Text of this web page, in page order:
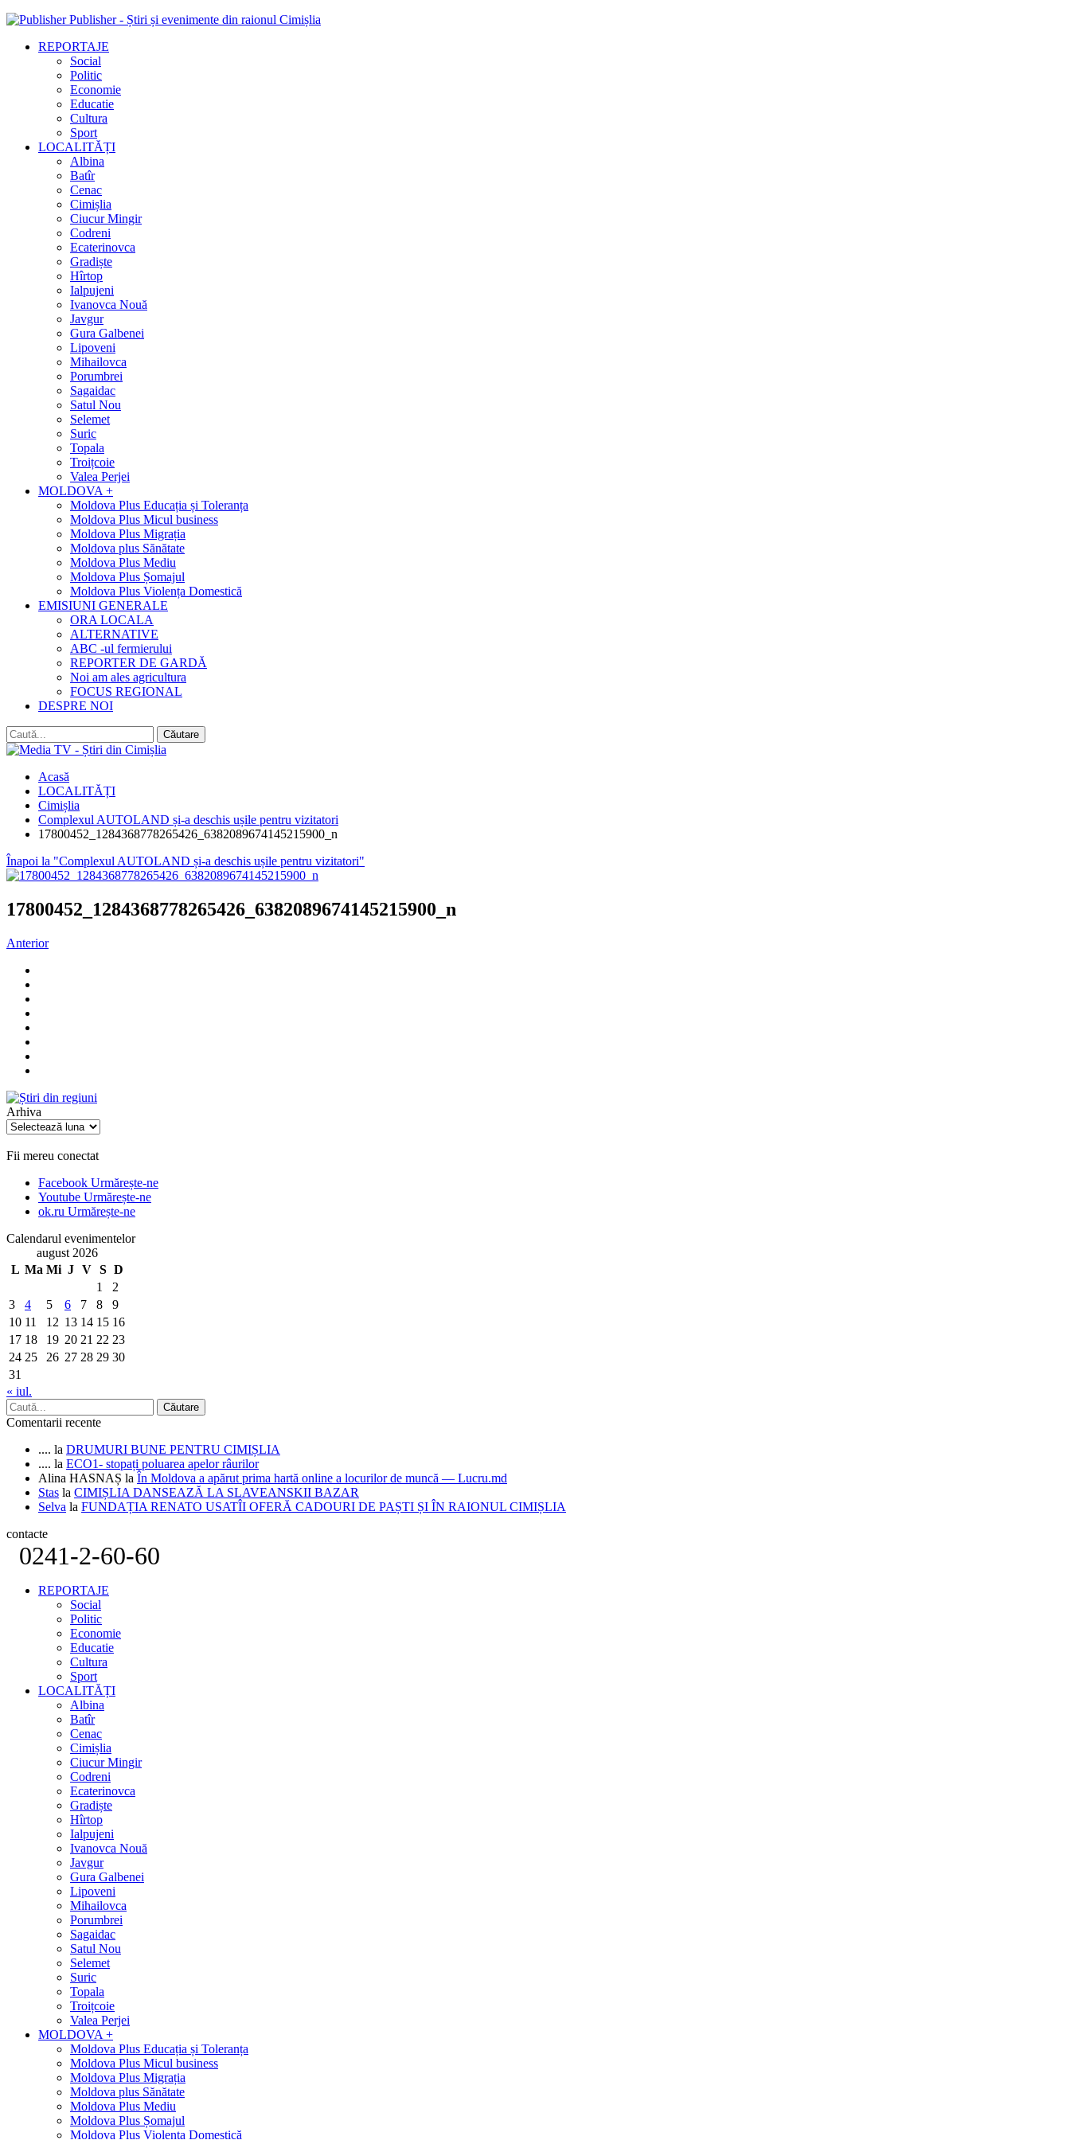
Publisher - Știri și evenimente din raionul Cimișlia
REPORTAJE
Social
Politic
Economie
Educatie
Cultura
Sport
LOCALITĂȚI
Albina
Batîr
Cenac
Cimișlia
Ciucur Mingir
Codreni
Ecaterinovca
Gradiște
Hîrtop
Ialpujeni
Ivanovca Nouă
Javgur
Gura Galbenei
Lipoveni
Mihailovca
Porumbrei
Sagaidac
Satul Nou
Selemet
Suric
Topala
Troițcoie
Valea Perjei
MOLDOVA +
Moldova Plus Educația și Toleranța
Moldova Plus Micul business
Moldova Plus Migrația
Moldova plus Sănătate
Moldova Plus Mediu
Moldova Plus Șomajul
Moldova Plus Violența Domestică
EMISIUNI GENERALE
ORA LOCALA
ALTERNATIVE
ABC -ul fermierului
REPORTER DE GARDĂ
Noi am ales agricultura
FOCUS REGIONAL
DESPRE NOI
Acasă
LOCALITĂȚI
Cimișlia
Complexul AUTOLAND și-a deschis ușile pentru vizitatori
17800452_1284368778265426_6382089674145215900_n
Înapoi la "Complexul AUTOLAND și-a deschis ușile pentru vizitatori"
17800452_1284368778265426_6382089674145215900_n
Anterior
Arhiva
Arhiva
Fii mereu conectat
Facebook Urmărește-ne
Youtube Urmărește-ne
ok.ru Urmărește-ne
Calendarul evenimentelor
august 2026
L Ma Mi J V S D
1
2
3
4 5 6 7 8
9
10 11 12 13 14 15 16
17 18 19 20 21 22 23
24 25 26 27 28 29 30
31
« iul.
Comentarii recente
.... la DRUMURI BUNE PENTRU CIMIȘLIA
.... la ECO1- stopați poluarea apelor râurilor
Alina HASNAȘ la În Moldova a apărut prima hartă online a locurilor de muncă — Lucru.md
Stas la CIMIȘLIA DANSEAZĂ LA SLAVEANSKII BAZAR
Selva la FUNDAȚIA RENATO USATÎI OFERĂ CADOURI DE PAȘTI ȘI ÎN RAIONUL CIMIȘLIA
contacte
0241-2-60-60
REPORTAJE
Social
Politic
Economie
Educatie
Cultura
Sport
LOCALITĂȚI
Albina
Batîr
Cenac
Cimișlia
Ciucur Mingir
Codreni
Ecaterinovca
Gradiște
Hîrtop
Ialpujeni
Ivanovca Nouă
Javgur
Gura Galbenei
Lipoveni
Mihailovca
Porumbrei
Sagaidac
Satul Nou
Selemet
Suric
Topala
Troițcoie
Valea Perjei
MOLDOVA +
Moldova Plus Educația și Toleranța
Moldova Plus Micul business
Moldova Plus Migrația
Moldova plus Sănătate
Moldova Plus Mediu
Moldova Plus Șomajul
Moldova Plus Violența Domestică